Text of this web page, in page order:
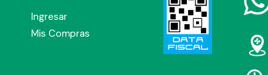
Ingresar
Mis Compras